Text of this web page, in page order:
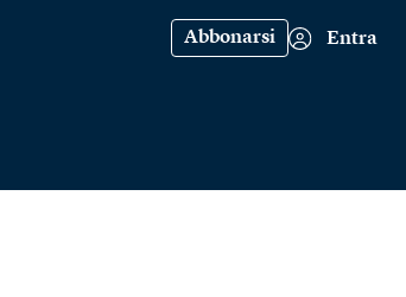
Abbonarsi Entra